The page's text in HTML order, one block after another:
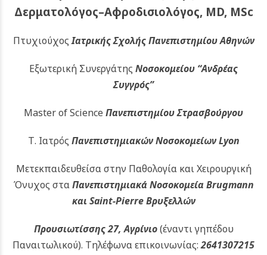
Δερματολόγος–Αφροδισιολόγος, MD, MSc
ΠτυχιούχοςΙατρικής Σχολής Πανεπιστημίου Αθηνών
Εξωτερική Συνεργάτης Νοσοκομείου “Ανδρέας
Συγγρός”
Master of Science Πανεπιστημίου Στρασβούργου
Τ. Ιατρός Πανεπιστημιακών Νοσοκομείων Lyon
Μετεκπαιδευθείσα στην Παθολογία και Χειρουργική
Όνυχος σταΠανεπιστημιακά Νοσοκομεία Brugmann
και Saint-Pierre Βρυξελλών
Προυσιωτίσσης 27, Αγρίνιο(έναντι γηπέδου
Παναιτωλικού). Τηλέφωνα επικοινωνίας:2641307215